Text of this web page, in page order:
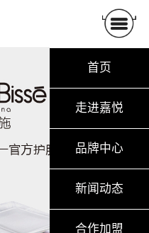
首页
走进嘉悦
品牌中心
新闻动态
合作加盟